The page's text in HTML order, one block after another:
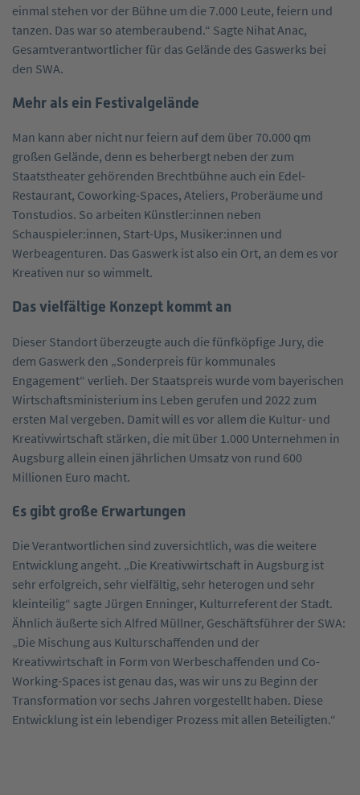
einmal stehen vor der Bühne um die 7.000 Leute, feiern und
tanzen. Das war so atemberaubend.“ Sagte Nihat Anac,
Gesamtverantwortlicher für das Gelände des Gaswerks bei
den SWA.
Mehr als ein Festivalgelände
Man kann aber nicht nur feiern auf dem über 70.000 qm
großen Gelände, denn es beherbergt neben der zum
Staatstheater gehörenden Brechtbühne auch ein Edel-
Restaurant, Coworking-Spaces, Ateliers, Proberäume und
Tonstudios. So arbeiten Künstler:innen neben
Schauspieler:innen, Start-Ups, Musiker:innen und
Werbeagenturen. Das Gaswerk ist also ein Ort, an dem es vor
Kreativen nur so wimmelt.
Das vielfältige Konzept kommt an
Dieser Standort überzeugte auch die fünfköpfige Jury, die
dem Gaswerk den „Sonderpreis für kommunales
Engagement“ verlieh. Der Staatspreis wurde vom bayerischen
Wirtschaftsministerium ins Leben gerufen und 2022 zum
ersten Mal vergeben. Damit will es vor allem die Kultur- und
Kreativwirtschaft stärken, die mit über 1.000 Unternehmen in
Augsburg allein einen jährlichen Umsatz von rund 600
Millionen Euro macht.
Es gibt große Erwartungen
Die Verantwortlichen sind zuversichtlich, was die weitere
Entwicklung angeht. „Die Kreativwirtschaft in Augsburg ist
sehr erfolgreich, sehr vielfältig, sehr heterogen und sehr
kleinteilig“ sagte Jürgen Enninger, Kulturreferent der Stadt.
Ähnlich äußerte sich Alfred Müllner, Geschäftsführer der SWA:
„Die Mischung aus Kulturschaffenden und der
Kreativwirtschaft in Form von Werbeschaffenden und Co-
Working-Spaces ist genau das, was wir uns zu Beginn der
Transformation vor sechs Jahren vorgestellt haben. Diese
Entwicklung ist ein lebendiger Prozess mit allen Beteiligten.“